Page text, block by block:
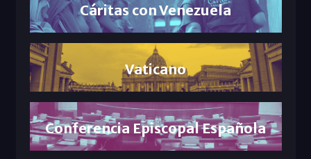
Cáritas con Venezuela
Vaticano
Conferencia Episcopal Española